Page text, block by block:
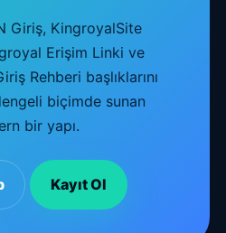
Giriş, KingroyalSite
Erişim Linki ve
Rehberi başlıklarını
biçimde sunan
bir yapı.
Kayıt Ol